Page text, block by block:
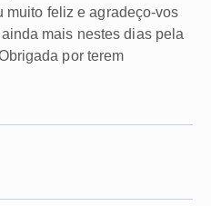
muito feliz e agradeço-vos
mais nestes dias pela
por terem